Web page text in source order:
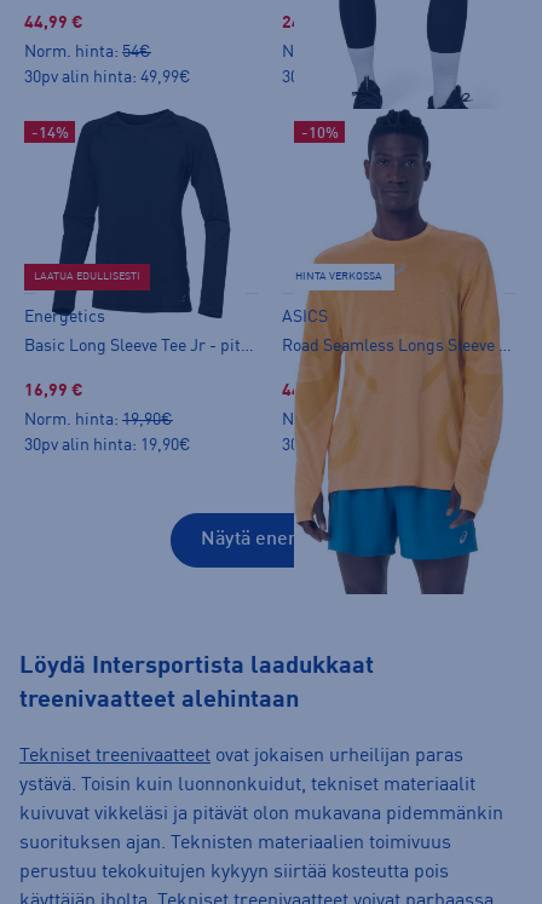
44,99 €
Norm. hinta: 54€
30pv alin hinta: 49,99€
24,99 €
Norm. hinta:
29,90€
30pv alin hinta: 29,90€
-14%
LAATUA EDULLISESTI
Energetics
16,99 €
Norm. hinta: 19,90€
30pv alin hinta: 19,90€
-10%
HINTA VERKOSSA
ASICS
Road Seamless Longs Sleeve Top - pitkähihainen paita
44,99 €
Norm. hinta:
30pv alin hinta: 49,99€
Näytä enemmän
Löydä Intersportista laadukkaat
treenivaatteet alehintaan
Tekniset treenivaatteet ovat jokaisen urheilijan paras
ystävä. Toisin kuin luonnonkuidut, tekniset materiaalit
kuivuvat vikkeläsi ja pitävät olon mukavana pidemmänkin
suorituksen ajan. Teknisten materiaalien toimivuus
perustuu tekokuitujen kykyyn siirtää kosteutta pois